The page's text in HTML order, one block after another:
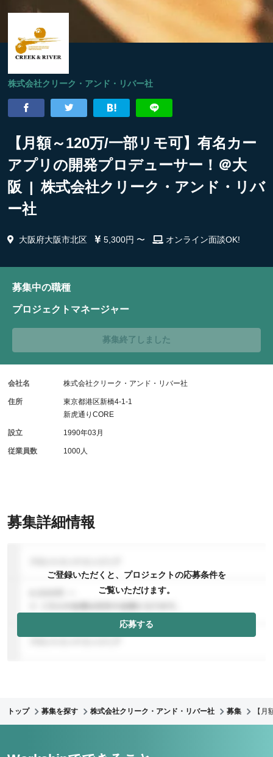
株式会社クリーク・アンド・リバー社
【月額～120万/一部リモ可】有名カー
アプリの開発プロデューサー！＠大
阪 | 株式会社クリーク・アンド・リバ
ー社
大阪府大阪市北区 5,300円 〜 オンライン面談OK!
募集詳細情報
ご登録いただくと、プロジェクトの応募条件を
ご覧いただけます。
応募する
募集中の職種
プロジェクトマネージャー
募集終了しました
会社名 株式会社クリーク・アンド・リバー社
住所
東京都港区新橋4-1-1
新虎通りCORE
設立 1990年03月
従業員数 1000人
トップ 募集を探す 株式会社クリーク・アンド・リバー社 募集 【